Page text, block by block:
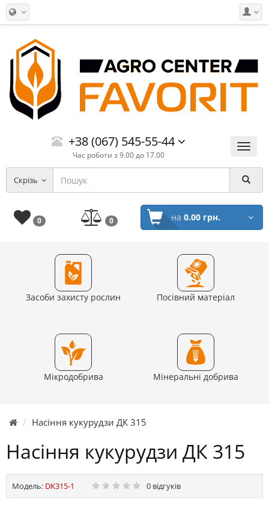
Меню
+38 (067) 545-55-44
Час роботи з 9.00 до 17.00
Скрізь
0 0 на 0.00 грн.
Засоби захисту рослин Посівний матеріал
Мікродобрива Мінеральні добрива
Насіння кукурудзи ДК 315
Насіння кукурудзи ДК 315
Модель: DK315-1 0 відгуків